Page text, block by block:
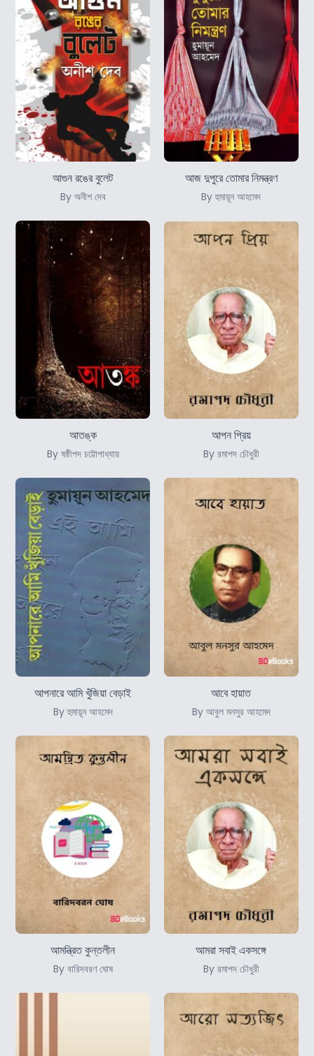
আগুন রঙের বুলেট
By অনীশ দেব
আজ দুপুরে তোমার নিমন্ত্রণ
By হুমায়ূন আহমেদ
আতঙ্ক
By ষষ্ঠীপদ চট্টোপাধ্যায়
আপন প্রিয়
By রমাপদ চৌধুরী
আপনারে আমি খুঁজিয়া বেড়াই
By হুমায়ূন আহমেদ
আবে হায়াত
By আবুল মনসুর আহমেদ
আমন্ত্রিত কুন্তলীন
By বারিদবরণ ঘোষ
আমরা সবাই একসঙ্গে
By রমাপদ চৌধুরী